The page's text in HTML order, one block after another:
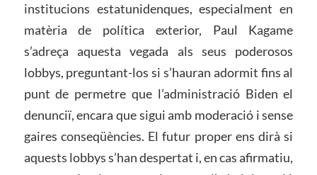
institucions estatunidenques, especialment en
matèria de política exterior, Paul Kagame
s’adreça aquesta vegada als seus poderosos
lobbys, preguntant-los si s’hauran adormit fins al
punt de permetre que l’administració Biden el
denunciï, encara que sigui amb moderació i sense
gaires conseqüències. El futur proper ens dirà si
aquests lobbys s’han despertat i, en cas afirmatiu,